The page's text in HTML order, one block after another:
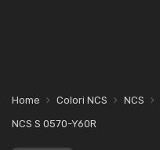
Home Colori NCS NCS
NCS S 0570-Y60R